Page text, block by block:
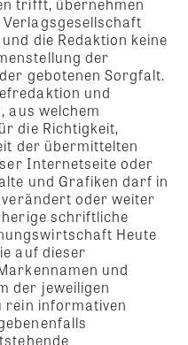
trifft, übernehmen
die Redaktion keine
der
gebotenen Sorgfalt.
und
aus welchem
die Richtigkeit,
der übermittelten
Internetseite oder
und Grafiken darf in
oder weiter
schriftliche
Heute
auf dieser
und
der jeweiligen
rein informativen